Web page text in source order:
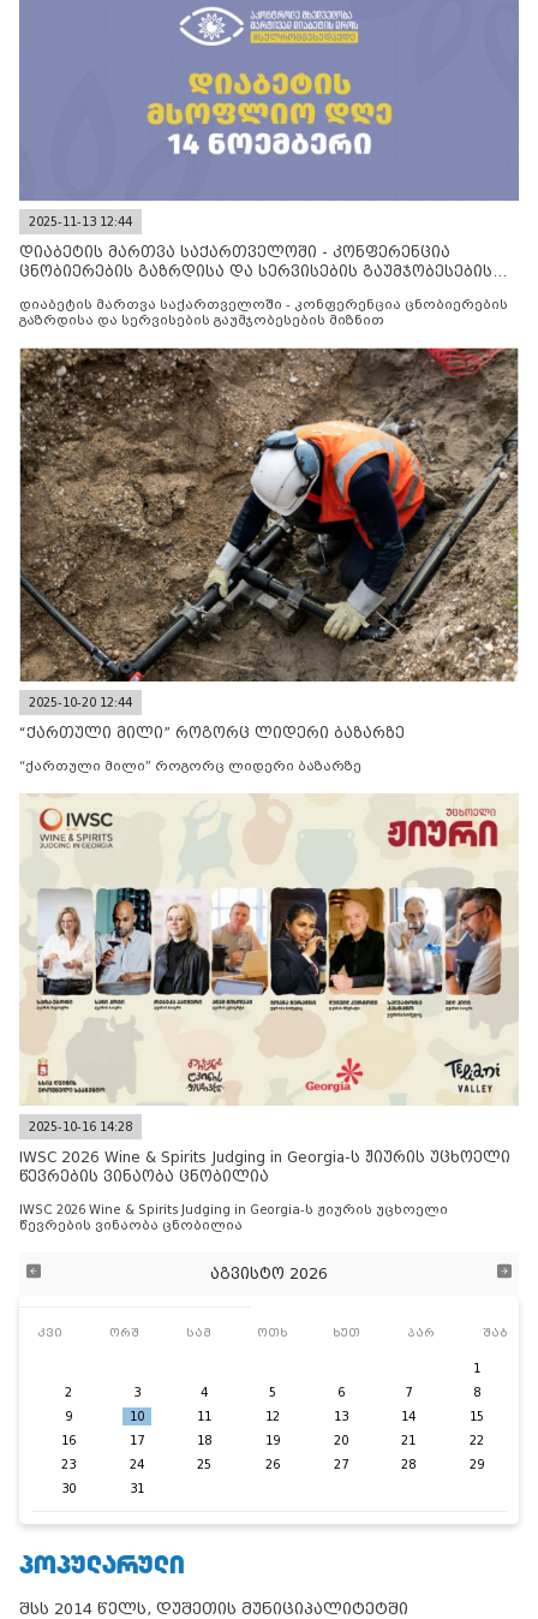
2025-11-13 12:44
დიაბეტის მართვა საქართველოში - კონფერენცია
ცნობიერების გაზრდისა და სერვისების გაუმჯობესების
დიაბეტის მართვა საქართველოში - კონფერენცია ცნობიერების
გაზრდისა და სერვისების გაუმჯობესების მიზნით
2025-10-20 12:44
“ქართული მილი” როგორც ლიდერი ბაზარზე
“ქართული მილი” როგორც ლიდერი ბაზარზე
2025-10-16 14:28
IWSC 2026 Wine & Spirits Judging in Georgia-ს ჟიურის უცხოელი
წევრების ვინაობა ცნობილია
IWSC 2026 Wine & Spirits Judging in Georgia-ს ჟიურის უცხოელი
წევრების ვინაობა ცნობილია
აგვისტო 2026
კვი ორშ სამ ოთხ ხუთ პარ შაბ
1
2
3 4 5 6 7
8
9
10 11 12 13 14
15
16
17 18 19 20 21
22
23
24 25 26 27 28
29
30
31
ᲞᲝᲞᲣᲚᲐᲠᲣᲚᲘ
შსს 2014 წელს, დუშეთის მუნიციპალიტეტში